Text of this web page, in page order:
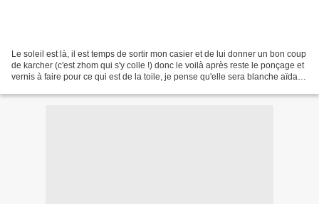
Le soleil est là, il est temps de sortir mon casier et de lui donner un bon coup
de karcher (c'est zhom qui s'y colle !) donc le voilà après reste le ponçage et
vernis à faire pour ce qui est de la toile, je pense qu'elle sera blanche aïda 7